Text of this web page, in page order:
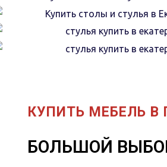
КУПИТЬ МЕБЕЛЬ
БОЛЬШОЙ